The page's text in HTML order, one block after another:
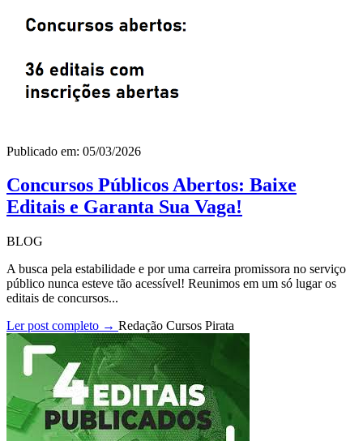
Publicado em: 05/03/2026
Concursos Públicos Abertos: Baixe
Editais e Garanta Sua Vaga!
BLOG
A busca pela estabilidade e por uma carreira promissora no serviço
público nunca esteve tão acessível! Reunimos em um só lugar os
editais de concursos...
Ler post completo → Redação Cursos Pirata